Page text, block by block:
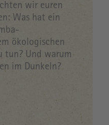
wir euren
Was hat ein
ökologischen
tun? Und warum
im Dunkeln?